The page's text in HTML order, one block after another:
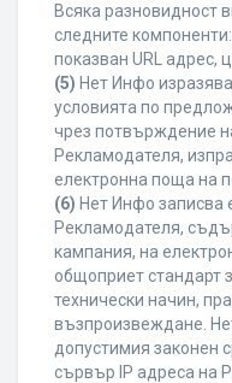
Всяка разновидност
следните
показван URL адрес,
(5) Нет Инфо
условията по
чрез потвърждение
Рекламодателя,
електронна поща на
(6) Нет Инфо записва
Рекламодателя,
кампания, на
общоприет стандарт
технически начин,
възпроизвеждане.
допустимия законен
сървър IP адреса на